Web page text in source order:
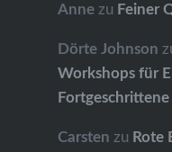
Annezu Feiner
Dörte Johnson
Workshops für
Fortgeschrittene
Carsten zu Rote